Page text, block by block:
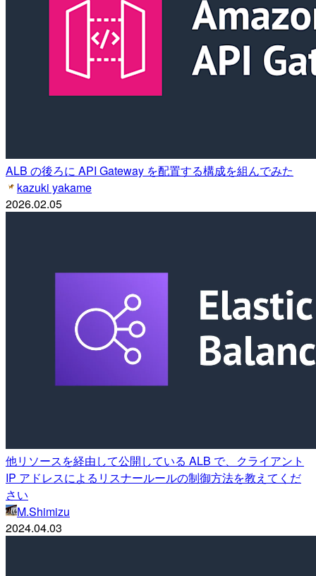
ALB の後ろに API Gateway を配置する構成を組んでみた
kazuki yakame
2026.02.05
他リソースを経由して公開している ALB で、クライアント
IP アドレスによるリスナールールの制御方法を教えてくだ
さい
M.Shimizu
2024.04.03